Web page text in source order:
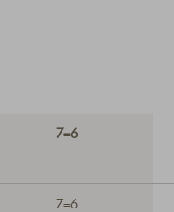
7=6
7=6